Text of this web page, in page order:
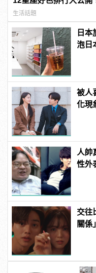
生活話題
日本
泡日
被人
化現
人帥
性外
交往
關係